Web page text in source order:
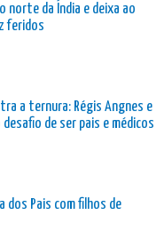
norte da Índia e deixa ao
feridos
a ternura: Régis Angnes e
desafio de ser pais e médicos
dos Pais com filhos de